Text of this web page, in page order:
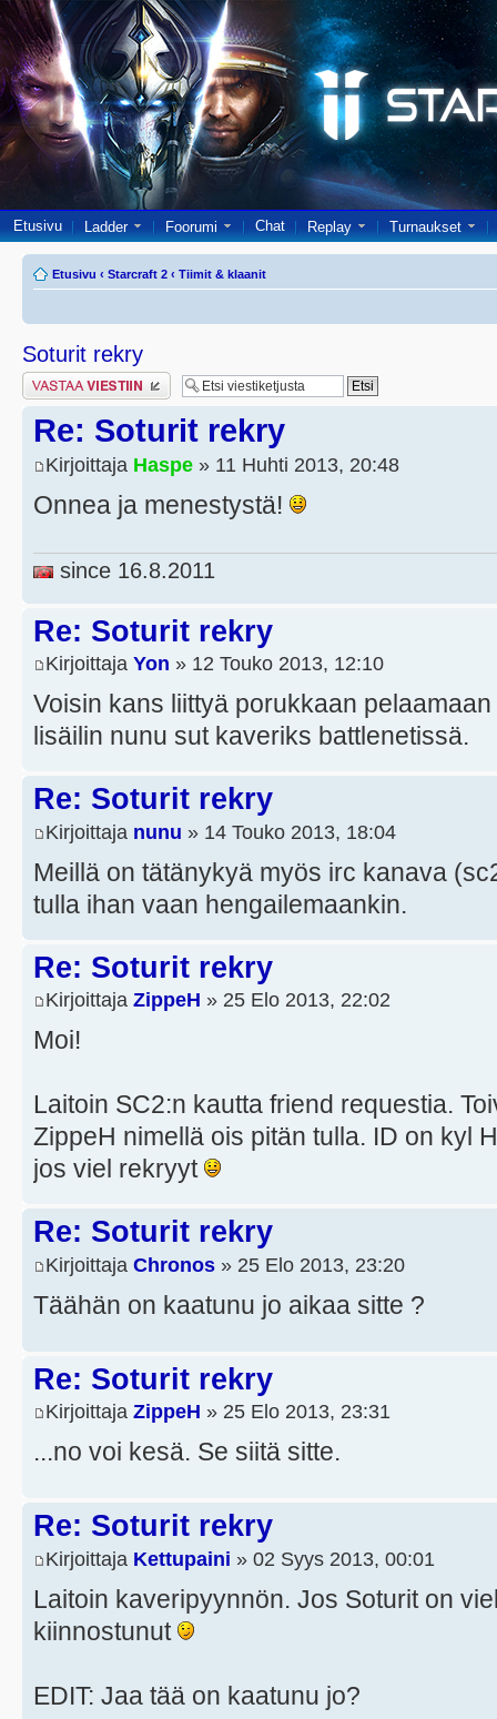
Etusivu Ladder Foorumi Chat Replay Turnaukset
Etusivu ‹ Starcraft 2 ‹ Tiimit & klaanit
Soturit rekry
Lähetä vastaus
Re: Soturit rekry
Kirjoittaja Haspe » 11 Huhti 2013, 20:48
Onnea ja menestystä!
since 16.8.2011
Re: Soturit rekry
Kirjoittaja Yon » 12 Touko 2013, 12:10
Voisin kans liittyä porukkaan
lisäilin nunu sut kaveriks battlenetissä.
Re: Soturit rekry
Kirjoittaja nunu » 14 Touko 2013, 18:04
Meillä on tätänykyä myös irc kanava
tulla ihan vaan hengailemaankin.
Re: Soturit rekry
Kirjoittaja ZippeH » 25 Elo 2013, 22:02
Moi!
Laitoin SC2:n kautta friend requestia.
ZippeH nimellä ois pitän tulla. ID on kyl
jos viel rekryyt
Re: Soturit rekry
Kirjoittaja Chronos » 25 Elo 2013, 23:20
Täähän on kaatunu jo aikaa sitte ?
Re: Soturit rekry
Kirjoittaja ZippeH » 25 Elo 2013, 23:31
...no voi kesä. Se siitä sitte.
Re: Soturit rekry
Kirjoittaja Kettupaini » 02 Syys 2013, 00:01
Laitoin kaveripyynnön. Jos Soturit on
kiinnostunut
EDIT: Jaa tää on kaatunu jo?